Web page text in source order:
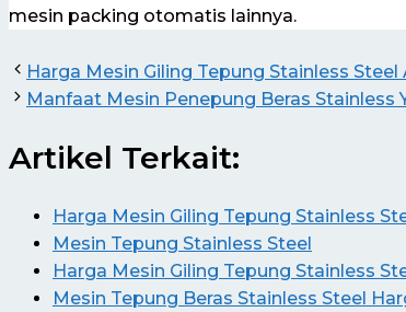
mesin packing otomatis lainnya.
Harga Mesin Giling Tepung Stainless Steel
Manfaat Mesin Penepung Beras Stainless
Artikel Terkait:
Harga Mesin Giling Tepung Stainless
Mesin Tepung Stainless Steel
Harga Mesin Giling Tepung Stainless
Mesin Tepung Beras Stainless Steel